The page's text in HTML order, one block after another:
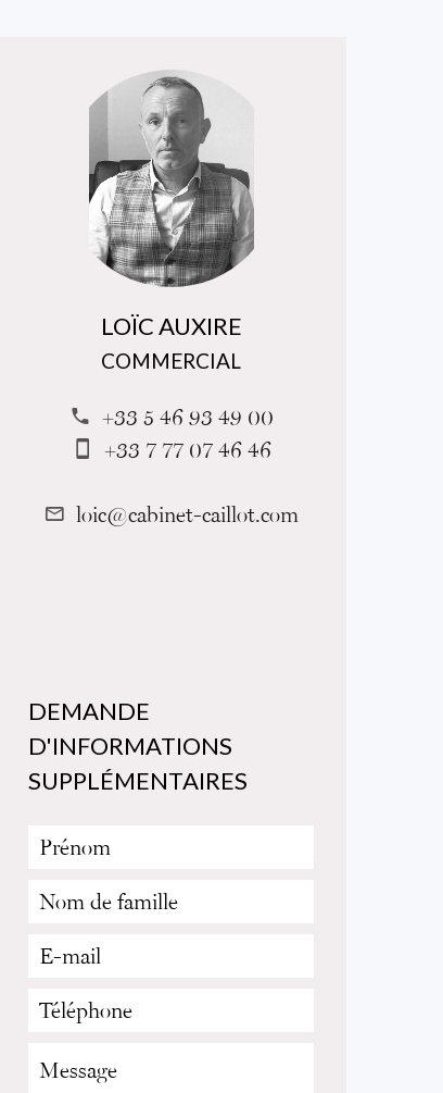
LOÏC AUXIRE
COMMERCIAL
+33 5 46 93 49 00
+33 7 77 07 46 46
loic@cabinet-caillot.com
DEMANDE
D'INFORMATIONS
SUPPLÉMENTAIRES